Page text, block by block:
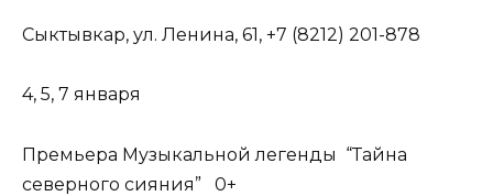
Сыктывкар, ул. Ленина, 61, +7 (8212) 201-878
4, 5, 7 января
Премьера Музыкальной легенды “Тайна
северного сияния” 0+